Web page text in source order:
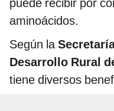
puede recibir por
aminoácidos.
Según la
Desarrollo Rural
tiene diversos